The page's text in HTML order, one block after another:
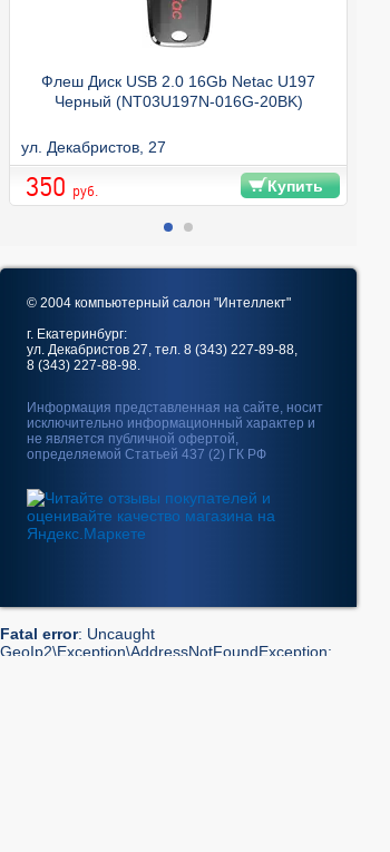
Флеш Диск USB 2.0 16Gb Netac U197
Черный (NT03U197N-016G-20BK)
ул. Декабристов, 27
350 руб. Купить
© 2004 компьютерный салон "Интеллект"
г. Екатеринбург:
ул. Декабристов 27, тел. 8 (343) 227-89-88,
8 (343) 227-88-98.
Информация представленная на сайте, носит
исключительно информационный характер и
не является публичной офертой,
определяемой Статьей 437 (2) ГК РФ
Fatal error: Uncaught
GeoIp2\Exception\AddressNotFoundException: